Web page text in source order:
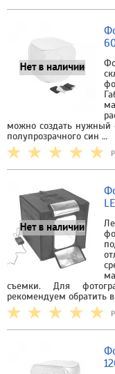
можно создать нужный
полупрозрачного син …
съемки. Для
рекомендуем обратить